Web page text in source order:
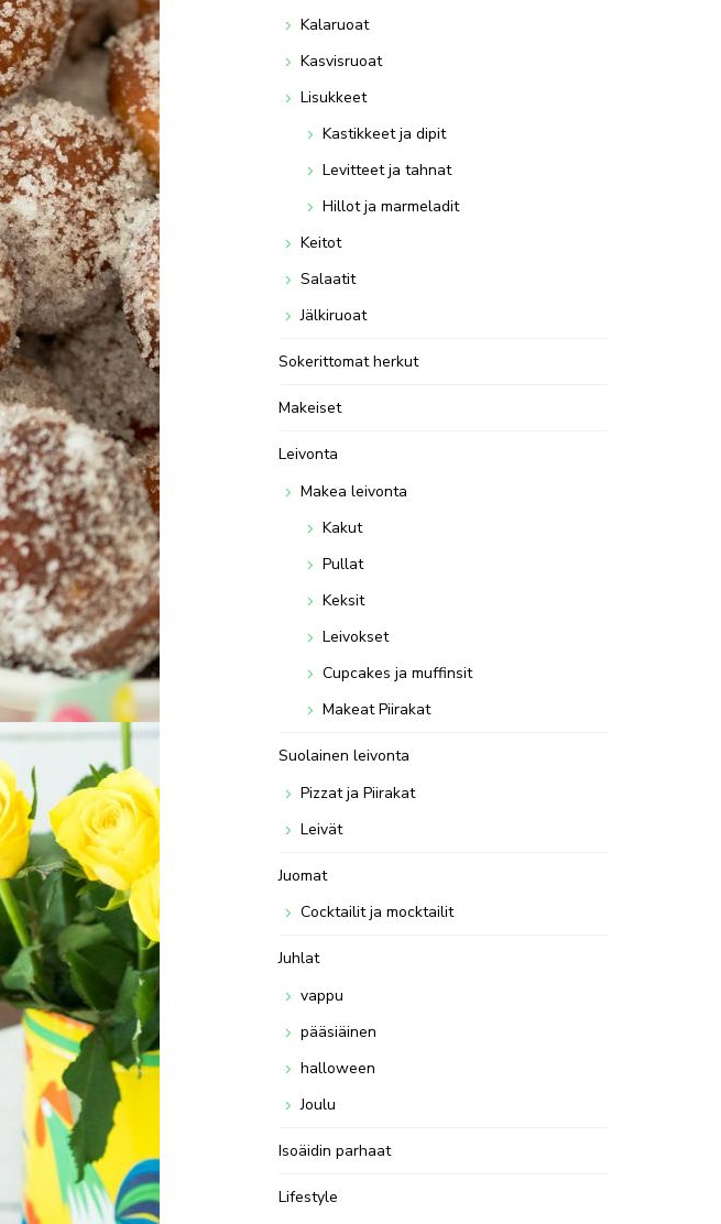
Kalaruoat
Kasvisruoat
Lisukkeet
Kastikkeet ja dipit
Levitteet ja tahnat
Hillot ja marmeladit
Keitot
Salaatit
Jälkiruoat
Sokerittomat herkut
Makeiset
Leivonta
Makea leivonta
Kakut
Pullat
Keksit
Leivokset
Cupcakes ja muffinsit
Makeat Piirakat
Suolainen leivonta
Pizzat ja Piirakat
Leivät
Juomat
Cocktailit ja mocktailit
Juhlat
vappu
pääsiäinen
halloween
Joulu
Isoäidin parhaat
Lifestyle